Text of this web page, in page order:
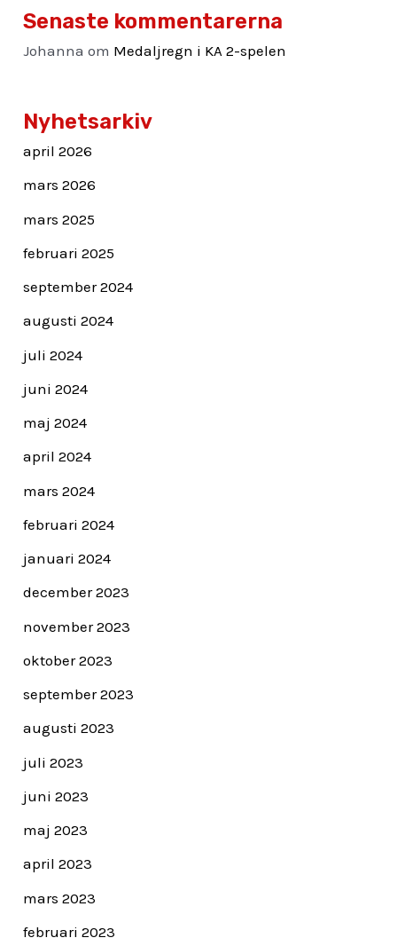
Senaste kommentarerna
Johanna om Medaljregn i KA 2-spelen
Nyhetsarkiv
april 2026
mars 2026
mars 2025
februari 2025
september 2024
augusti 2024
juli 2024
juni 2024
maj 2024
april 2024
mars 2024
februari 2024
januari 2024
december 2023
november 2023
oktober 2023
september 2023
augusti 2023
juli 2023
juni 2023
maj 2023
april 2023
mars 2023
februari 2023